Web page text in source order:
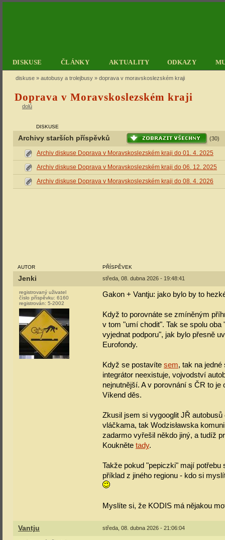
DISKUSE ČLÁNKY AKTUALITY ODKAZY
diskuse » autobusy a trolejbusy » doprava v moravskoslezském kraji
Doprava v Moravskoslezském kraji
dolů
DISKUSE
Archivy starších příspěvků (30)
Archiv diskuse Doprava v Moravskoslezském kraji do 01. 4. 2025
Archiv diskuse Doprava v Moravskoslezském kraji do 06. 12. 2025
Archiv diskuse Doprava v Moravskoslezském kraji do 08. 4. 2026
AUTOR PŘÍSPĚVEK
Jenki středa, 08. dubna 2026 - 19:48:41
registrovaný uživatel
číslo příspěvku: 6160
registrován: 5-2002
Gakon + Vantju: jako bylo by to
Když to porovnáte se zmíněným
v tom "umí chodit". Tak se spolu
vyjednat podporu", jak bylo přesně
Eurofondy.
Když se postavíte sem, tak na
integrátor neexistuje, vojvodství
nejnutnější. A v porovnání s ČR to
Víkend děs.
Zkusil jsem si vygooglit JŘ
vláčkama, tak Wodzisławska
zadarmo vyřešil někdo jiný, a tudíž
Koukněte tady.
Takže pokud "pepiczki" mají
příklad z jiného regionu - kdo si
Myslíte si, že KODIS má nějakou
Vantju středa, 08. dubna 2026 - 21:06:04